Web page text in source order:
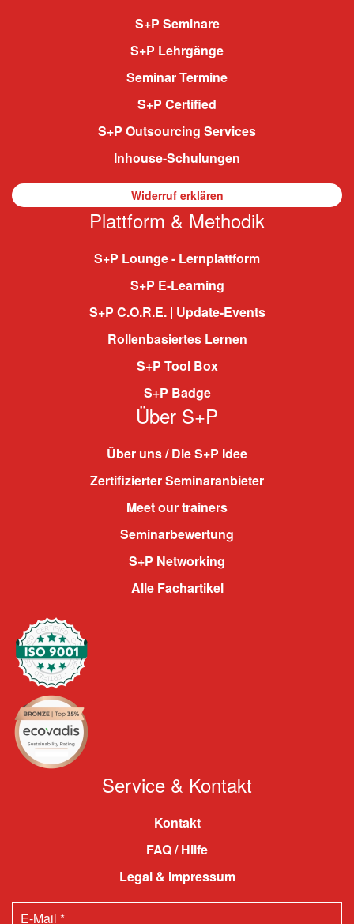
S+P Seminare
S+P Lehrgänge
Seminar Termine
S+P Certified
S+P Outsourcing Services
Inhouse-Schulungen
Widerruf erklären
Plattform & Methodik
S+P Lounge - Lernplattform
S+P E-Learning
S+P C.O.R.E. | Update-Events
Rollenbasiertes Lernen
S+P Tool Box
S+P Badge
Über S+P
Über uns / Die S+P Idee
Zertifizierter Seminaranbieter
Meet our trainers
Seminarbewertung
S+P Networking
Alle Fachartikel
Service & Kontakt
Kontakt
FAQ / Hilfe
Legal & Impressum